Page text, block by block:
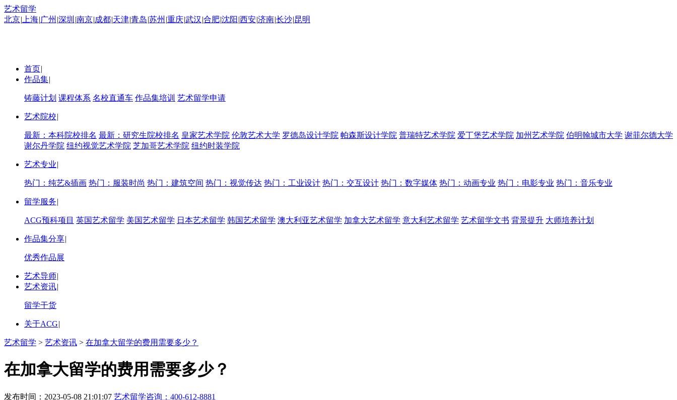
艺术留学
北京| 上海|广州 |深圳 |南京|成都|天津|青岛|苏州 |重庆|武汉 |合肥|沈阳 |西安|济南|长沙|昆明
首页|
作品集|
铸藤计划 课程体系 名校直通车 作品集培训 艺术留学申请
艺术院校|
最新：本科院校排名 最新：研究生院校排名 皇家艺术学院 伦敦艺术大学 罗德岛设计学院 帕森斯设计学院 普瑞特艺术学院 爱丁堡艺术学院 加州艺术学院 伯明翰城市大学 谢菲尔德大学
谢尔丹学院 纽约视觉艺术学院 芝加哥艺术学院 纽约时装学院
艺术专业|
热门：纯艺&插画 热门：服装时尚 热门：建筑空间 热门：视觉传达 热门：工业设计 热门：交互设计 热门：数字媒体 热门：动画专业 热门：电影专业 热门：音乐专业
留学服务|
ACG预科项目 英国艺术留学 美国艺术留学 日本艺术留学 韩国艺术留学 澳大利亚艺术留学 加拿大艺术留学 意大利艺术留学 艺术留学文书 背景提升 大师培养计划
作品集分享|
优秀作品展
艺术导师|
艺术资讯|
留学干货
关于ACG|
艺术留学 > 艺术资讯 > 在加拿大留学的费用需要多少？
在加拿大留学的费用需要多少？
发布时间：2023-05-08 21:01:07 艺术留学咨询： 400-612-8881